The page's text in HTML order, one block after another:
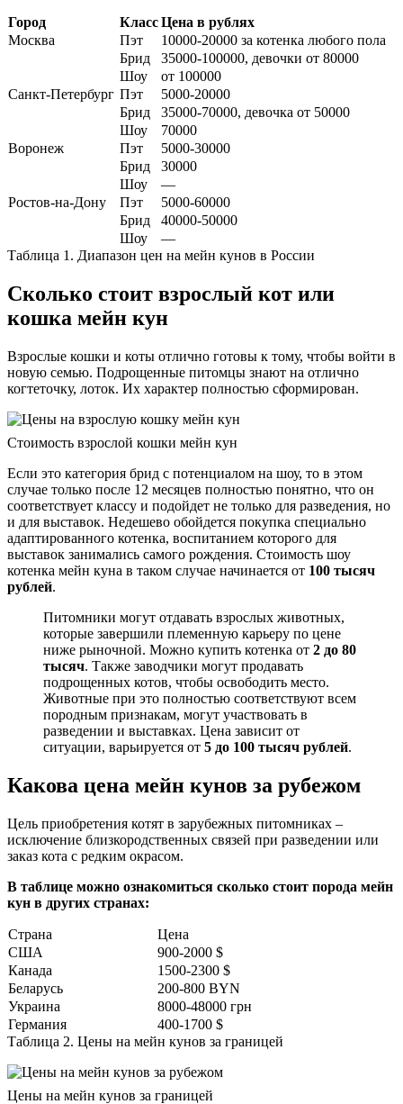
Город КлассЦена в рублях
Москва
Пэт
10000-20000 за котенка любого пола
Брид
35000-100000, девочки от 80000
Шоу
от 100000
Санкт-Петербург Пэт
5000-20000
Брид
35000-70000, девочка от 50000
Шоу
70000
Воронеж
Пэт
5000-30000
Брид
30000
Шоу
—
Ростов-на-Дону
Пэт
5000-60000
Брид
40000-50000
Шоу
—
Таблица 1. Диапазон цен на мейн кунов в России
Сколько стоит взрослый кот или
кошка мейн кун
Взрослые кошки и коты отлично готовы к тому, чтобы войти в
новую семью. Подрощенные питомцы знают на отлично
когтеточку, лоток. Их характер полностью сформирован.
Стоимость взрослой кошки мейн кун
Если это категория брид с потенциалом на шоу, то в этом
случае только после 12 месяцев полностью понятно, что он
соответствует классу и подойдет не только для разведения, но
и для выставок. Недешево обойдется покупка специально
адаптированного котенка, воспитанием которого для
выставок занимались самого рождения. Стоимость шоу
котенка мейн куна в таком случае начинается от 100 тысяч
рублей.
Питомники могут отдавать взрослых животных,
которые завершили племенную карьеру по цене
ниже рыночной. Можно купить котенка от 2 до 80
тысяч. Также заводчики могут продавать
подрощенных котов, чтобы освободить место.
Животные при это полностью соответствуют всем
породным признакам, могут участвовать в
разведении и выставках. Цена зависит от
ситуации, варьируется от 5 до 100 тысяч рублей.
Какова цена мейн кунов за рубежом
Цель приобретения котят в зарубежных питомниках –
исключение близкородственных связей при разведении или
заказ кота с редким окрасом.
В таблице можно ознакомиться сколько стоит порода мейн
кун в других странах:
Страна
Цена
США
900-2000 $
Канада
1500-2300 $
Беларусь
200-800 BYN
Украина
8000-48000 грн
Германия
400-1700 $
Таблица 2. Цены на мейн кунов за границей
Цены на мейн кунов за границей